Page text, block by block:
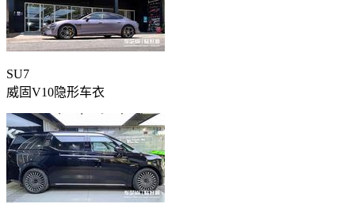
SU7
威固V10隐形车衣